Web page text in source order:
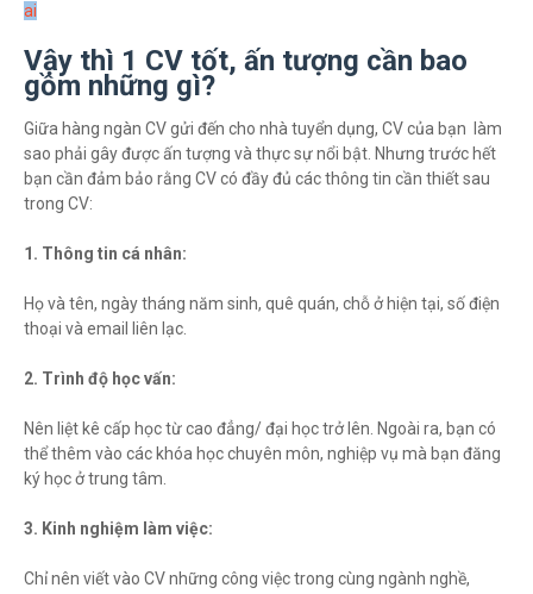
ai
Vậy thì 1 CV tốt, ấn tượng cần bao
gồm những gì?
Giữa hàng ngàn CV gửi đến cho nhà tuyển dụng, CV của bạn làm
sao phải gây được ấn tượng và thực sự nổi bật. Nhưng trước hết
bạn cần đảm bảo rằng CV có đầy đủ các thông tin cần thiết sau
trong CV:
1. Thông tin cá nhân:
Họ và tên, ngày tháng năm sinh, quê quán, chỗ ở hiện tại, số điện
thoại và email liên lạc.
2. Trình độ học vấn:
Nên liệt kê cấp học từ cao đẳng/ đại học trở lên. Ngoài ra, bạn có
thể thêm vào các khóa học chuyên môn, nghiệp vụ mà bạn đăng
ký học ở trung tâm.
3. Kinh nghiệm làm việc:
Chỉ nên viết vào CV những công việc trong cùng ngành nghề,